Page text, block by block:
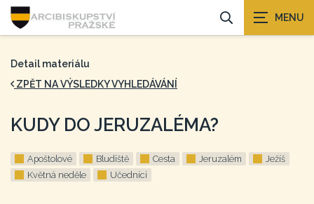
Detail materiálu
ZPĚT NA VÝSLEDKY VYHLEDÁVÁNÍ
KUDY DO JERUZALÉMA?
Apoštolové Bludiště Cesta Jeruzalém
Ježíš
Květná neděle
Učedníci